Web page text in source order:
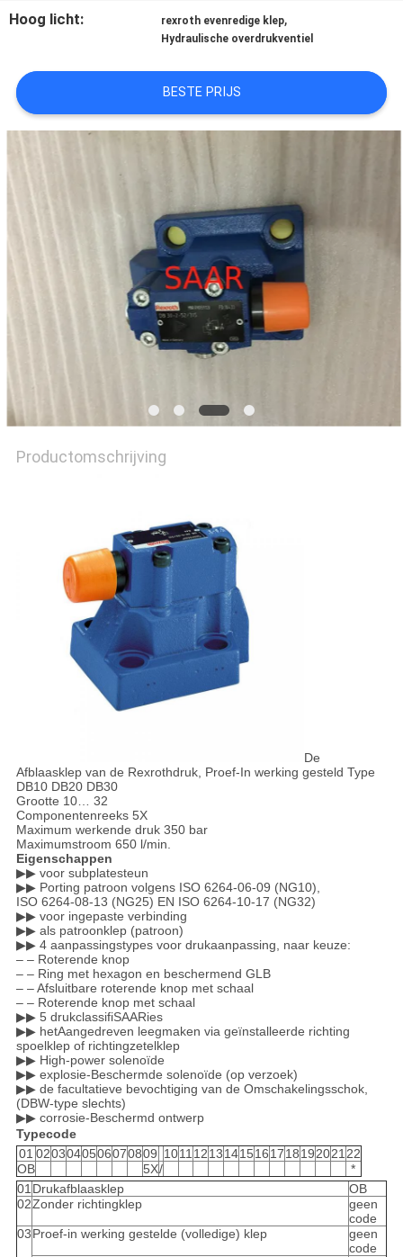
POLICY
Hoog licht: rexroth evenredige klep,
Hydraulische overdrukventiel
BESTE PRIJS
Productomschrijving
De
Afblaasklep van de Rexrothdruk, Proef-In werking gesteld Type
DB10 DB20 DB30
Grootte 10… 32
Componentenreeks 5X
Maximum werkende druk 350 bar
Maximumstroom 650 l/min.
Eigenschappen
▶▶ voor subplatesteun
▶▶ Porting patroon volgens ISO 6264-06-09 (NG10),
ISO 6264-08-13 (NG25) EN ISO 6264-10-17 (NG32)
▶▶ voor ingepaste verbinding
▶▶ als patroonklep (patroon)
▶▶ 4 aanpassingstypes voor drukaanpassing, naar keuze:
– – Roterende knop
– – Ring met hexagon en beschermend GLB
– – Afsluitbare roterende knop met schaal
– – Roterende knop met schaal
▶▶ 5 drukclassifiSAARies
▶▶ hetAangedreven leegmaken via geïnstalleerde richting
spoelklep of richtingzetelklep
▶▶ High-power solenoïde
▶▶ explosie-Beschermde solenoïde (op verzoek)
▶▶ de facultatieve bevochtiging van de Omschakelingsschok,
(DBW-type slechts)
▶▶ corrosie-Beschermd ontwerp
Typecode
01 0203040506070809 10111213141516171819202122
OB
5X/
*
01Drukafblaasklep
OB
02Zonder richtingklep
geen
code
03Proef-in werking gestelde (volledige) klep
geen
code